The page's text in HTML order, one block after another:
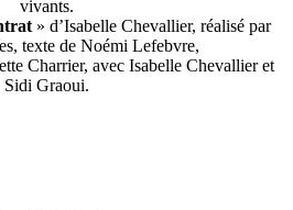
vivants.
» d’Isabelle Chevallier, réalisé par
texte de Noémi Lefebvre,
Charrier, avec Isabelle Chevallier et
Sidi Graoui.